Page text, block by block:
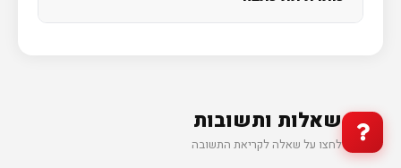
שאלות ותשובות
לחצו על שאלה לקריאת התשובה